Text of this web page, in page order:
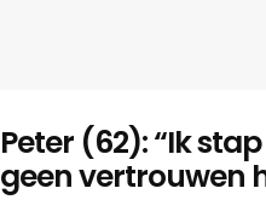
Peter (62): “Ik
geen vertrouwen